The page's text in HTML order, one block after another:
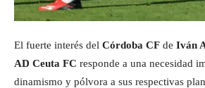
El fuerte interés del Córdoba CF de Iván
AD Ceuta FC responde a una necesidad
dinamismo y pólvora a sus respectivas